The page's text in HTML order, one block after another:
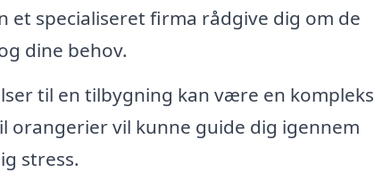
specialiseret firma rådgive dig om de
dine behov.
til en tilbygning kan være en kompleks
vil kunne guide dig igennem
stress.